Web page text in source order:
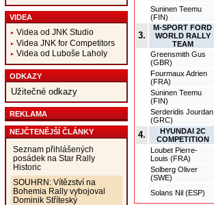
VIDEA
Videa od JNK Studio
Videa JNK for Competitors
Videa od Luboše Laholy
ODKAZY
Užitečné odkazy
REKLAMA
NEJČTENĚJŠÍ ČLÁNKY
Seznam přihlášených
posádek na Star Rally
Historic
SOUHRN: Vítězství na
Bohemia Rally vybojoval
Dominik Stříteský
Suninen Teemu
(FIN)
3.
M-SPORT FORD
WORLD RALLY
TEAM
Greensmith Gus
(GBR)
Fourmaux Adrien
(FRA)
Suninen Teemu
(FIN)
Serderidis Jourdan
(GRC)
4.
HYUNDAI 2C
COMPETITION
Loubet Pierre-
Louis (FRA)
Solberg Oliver
(SWE)
Solans Nil (ESP)